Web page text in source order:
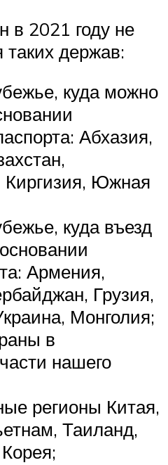
в 2021 году не
таких держав:
куда можно
Абхазия,
Киргизия, Южная
куда въезд
Армения,
Грузия,
Монголия;
в
нашего
регионы Китая,
Таиланд,